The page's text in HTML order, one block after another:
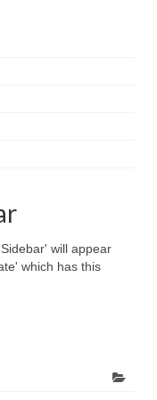
will appear
which has this